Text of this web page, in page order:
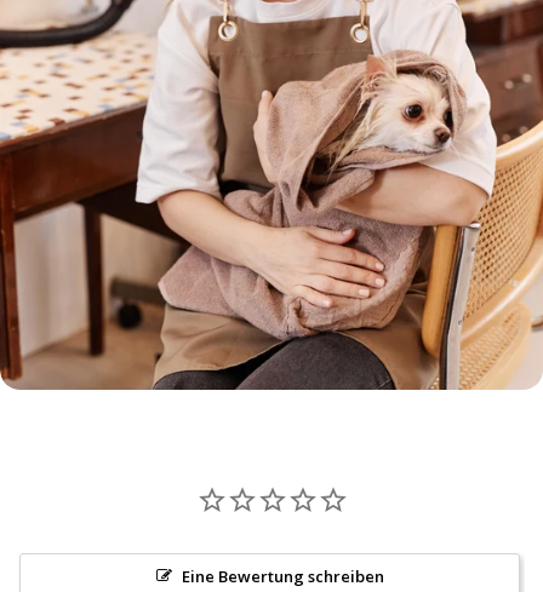
Shop
🐾Mein Rabattcode funktioniert nicht?
Um den Rabattcode einzulösen, muss der
gesamte Code inklusive Buchstaben und
Zahlen eingegeben werden. Achte bitte auf
Groß- und Kleinschreibung, Leer- und
Sonderzeichen. Nur, wenn der Code korrekt
eingegeben wurde, kann Dir der Rabatt
abgezogen werden.
🐾Versand
Die Lieferzeit beträgt 3-5 Werktage innerhalb
Um Artikel aus Deiner Bestellung
Retouren-Label.
Eine Bewertung schreiben